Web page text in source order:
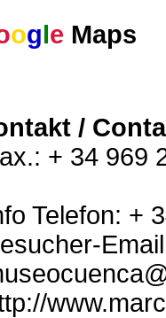
ogle Maps
/
+ 34 969
Telefon: +